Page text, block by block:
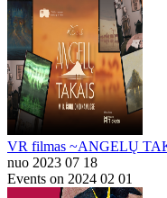
VR filmas ~ANGELŲ
nuo 2023 07 18
Events on 2024 02 01